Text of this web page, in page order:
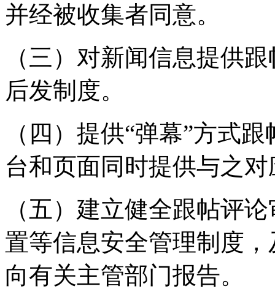
并经被收集者同意。
（三）对新闻信息提供
后发制度。
（四）提供“弹幕”方式
台和页面同时提供与之
（五）建立健全跟帖评
置等信息安全管理制度
向有关主管部门报告。